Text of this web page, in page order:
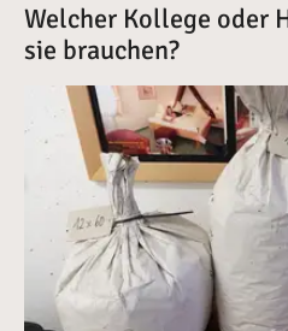
Welcher Kollege oder
sie brauchen?
Vergrößerte Version